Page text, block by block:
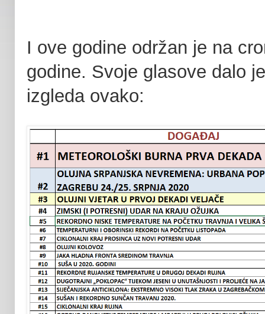
I ove godine održan je na
godine. Svoje glasove dalo
izgleda ovako: